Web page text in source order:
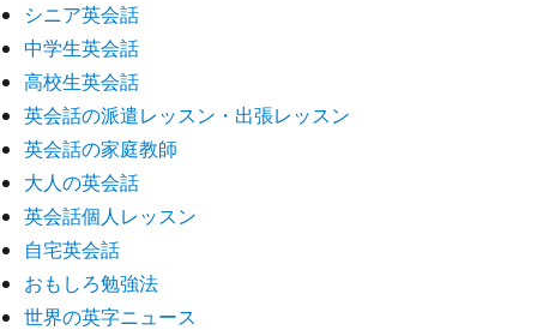
シニア英会話
中学生英会話
高校生英会話
英会話の派遣レッスン・出張レッスン
英会話の家庭教師
大人の英会話
英会話個人レッスン
自宅英会話
おもしろ勉強法
世界の英字ニュース